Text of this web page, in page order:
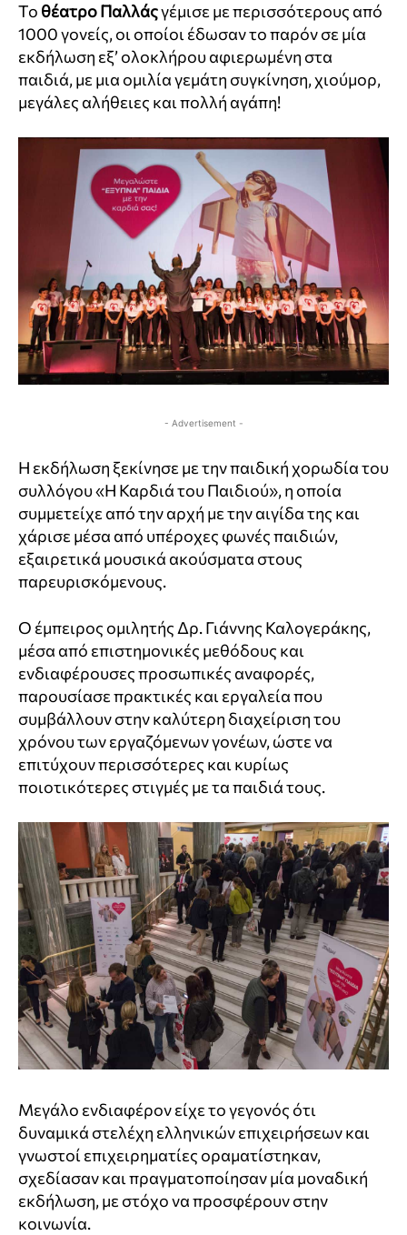
Το θέατρο Παλλάςγέμισε με περισσότερους από
1000 γονείς, οι οποίοι έδωσαν το παρόν σε μία
εκδήλωση εξ’ ολοκλήρου αφιερωμένη στα
παιδιά, με μια ομιλία γεμάτη συγκίνηση, χιούμορ,
μεγάλες αλήθειες και πολλή αγάπη!
- Advertisement -
Η εκδήλωση ξεκίνησε με την παιδική χορωδία του
συλλόγου «Η Καρδιά του Παιδιού», η οποία
συμμετείχε από την αρχή με την αιγίδα της και
χάρισε μέσα από υπέροχες φωνές παιδιών,
εξαιρετικά μουσικά ακούσματα στους
παρευρισκόμενους.
Ο έμπειρος ομιλητής Δρ. Γιάννης Καλογεράκης,
μέσα από επιστημονικές μεθόδους και
ενδιαφέρουσες προσωπικές αναφορές,
παρουσίασε πρακτικές και εργαλεία που
συμβάλλουν στην καλύτερη διαχείριση του
χρόνου των εργαζόμενων γονέων, ώστε να
επιτύχουν περισσότερες και κυρίως
ποιοτικότερες στιγμές με τα παιδιά τους.
Μεγάλο ενδιαφέρον είχε το γεγονός ότι
δυναμικά στελέχη ελληνικών επιχειρήσεων και
γνωστοί επιχειρηματίες οραματίστηκαν,
σχεδίασαν και πραγματοποίησαν μία μοναδική
εκδήλωση, με στόχο να προσφέρουν στην
κοινωνία.